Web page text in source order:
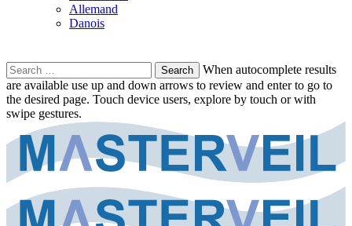
Allemand
Danois
Search
for:
When autocomplete results
are available use up and down arrows to review and enter to go to
the desired page. Touch device users, explore by touch or with
swipe gestures.